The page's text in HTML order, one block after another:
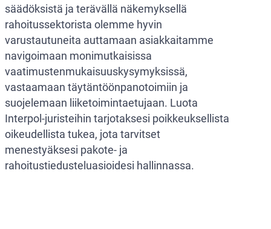
säädöksistä ja terävällä näkemyksellä
rahoitussektorista olemme hyvin
varustautuneita auttamaan asiakkaitamme
navigoimaan monimutkaisissa
vaatimustenmukaisuuskysymyksissä,
vastaamaan täytäntöönpanotoimiin ja
suojelemaan liiketoimintaetujaan. Luota
Interpol-juristeihin tarjotaksesi poikkeuksellista
oikeudellista tukea, jota tarvitset
menestyäksesi pakote- ja
rahoitustiedusteluasioidesi hallinnassa.